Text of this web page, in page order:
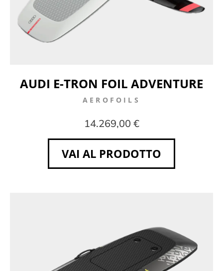
AUDI E-TRON FOIL ADVENTURE
AEROFOILS
14.269,00 €
VAI AL PRODOTTO